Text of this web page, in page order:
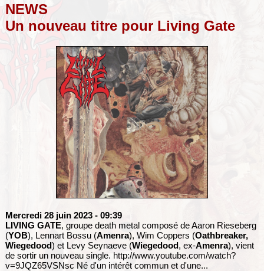
NEWS
Un nouveau titre pour Living Gate
Mercredi 28 juin 2023 - 09:39
LIVING GATE, groupe death metal composé de Aaron Rieseberg
(YOB), Lennart Bossu (Amenra), Wim Coppers (Oathbreaker,
Wiegedood) et Levy Seynaeve (Wiegedood, ex-Amenra), vient
de sortir un nouveau single. http://www.youtube.com/watch?
v=9JQZ65VSNsc Né d'un intérêt commun et d'une...